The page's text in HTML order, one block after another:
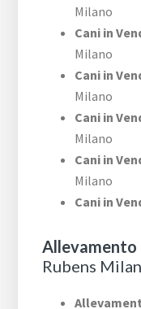
Milano
Cani in
Milano
Cani in
Milano
Cani in
Milano
Cani in
Milano
Cani in
Allevamento
Rubens